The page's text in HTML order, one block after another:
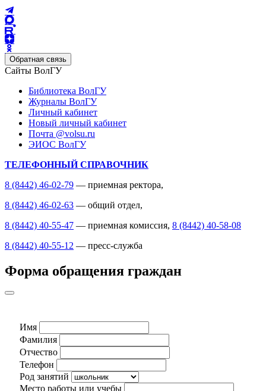
Обратная связь
Сайты ВолГУ
Библиотека ВолГУ
Журналы ВолГУ
Личный кабинет
Новый личный кабинет
Почта @volsu.ru
ЭИОС ВолГУ
ТЕЛЕФОННЫЙ СПРАВОЧНИК
8 (8442) 46-02-79 — приемная ректора,
8 (8442) 46-02-63 — общий отдел,
8 (8442) 40-55-47 — приемная комиссия, 8 (8442) 40-58-08
8 (8442) 40-55-12 — пресс-служба
Форма обращения граждан
Имя
Фамилия
Отчество
Телефон
Род занятий
Место работы или учебы